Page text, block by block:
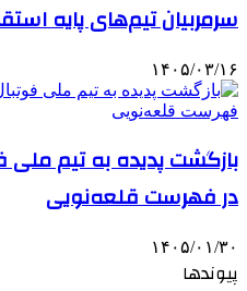
سرمربیان تیم‌های پایه
۱۴۰۵/۰۳/۱۶
بازگشت پدیده به تیم
در فهرست قلعه‌نویی
۱۴۰۵/۰۱/۳۰
پیوندها